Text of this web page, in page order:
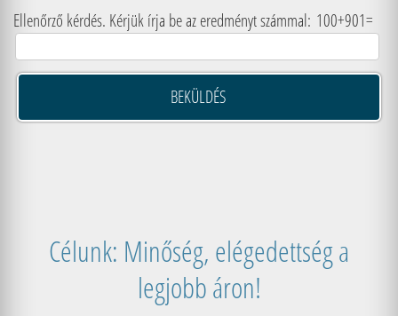
Ellenőrző kérdés. Kérjük írja be az eredményt számmal: 100+901=
Célunk: Minőség, elégedettség a
legjobb áron!